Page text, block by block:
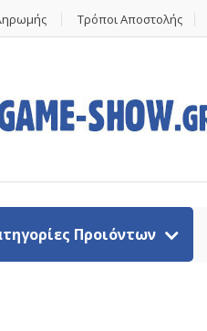
Τρόποι Αποστολής
Προιόντων